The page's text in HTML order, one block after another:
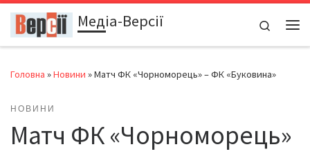
Перейти до вмістуМедіа-Версії
Search
Головна »Новини »Матч ФК «Чорноморець» – ФК «Буковина»
НОВИНИ
Матч ФК «Чорноморець»